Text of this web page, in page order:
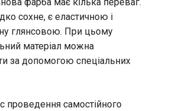
сохне, є еластичною і
глянсовою. При цьому
матеріал можна
за допомогою спеціальних
проведення самостійного